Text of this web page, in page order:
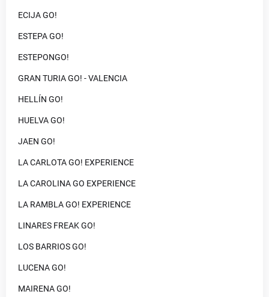
ECIJA GO!
ESTEPA GO!
ESTEPONGO!
GRAN TURIA GO! - VALENCIA
HELLÍN GO!
HUELVA GO!
JAEN GO!
LA CARLOTA GO! EXPERIENCE
LA CAROLINA GO EXPERIENCE
LA RAMBLA GO! EXPERIENCE
LINARES FREAK GO!
LOS BARRIOS GO!
LUCENA GO!
MAIRENA GO!